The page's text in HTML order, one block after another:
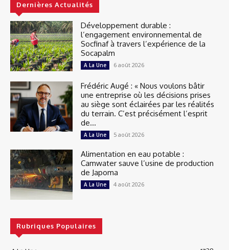
Dernières Actualités
Développement durable :
l’engagement environnemental de
Socfinaf à travers l’expérience de la
Socapalm
A La Une 6 août 2026
Frédéric Augé : « Nous voulons bâtir
une entreprise où les décisions prises
au siège sont éclairées par les réalités
du terrain. C’est précisément l’esprit
de...
A La Une 5 août 2026
Alimentation en eau potable :
Camwater sauve l’usine de production
de Japoma
A La Une 4 août 2026
Rubriques Populaires